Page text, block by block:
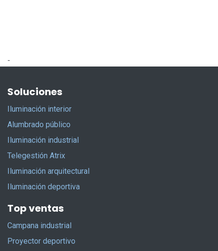
-
Soluciones
Iluminación interior
Alumbrado público
Iluminación industrial
Telegestión Atrix
Iluminación arquitectural
Iluminación deportiva
Top ventas
Campana industrial
Proyector deportivo